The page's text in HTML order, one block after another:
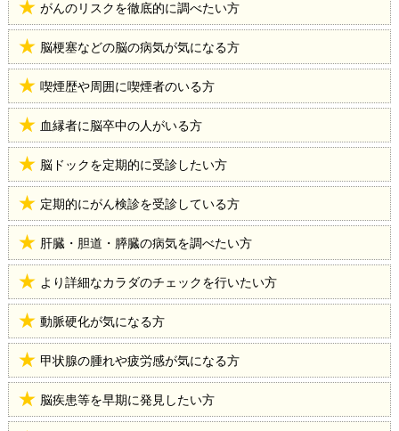
がんのリスクを徹底的に調べたい方
脳梗塞などの脳の病気が気になる方
喫煙歴や周囲に喫煙者のいる方
血縁者に脳卒中の人がいる方
脳ドックを定期的に受診したい方
定期的にがん検診を受診している方
肝臓・胆道・膵臓の病気を調べたい方
より詳細なカラダのチェックを行いたい方
動脈硬化が気になる方
甲状腺の腫れや疲労感が気になる方
脳疾患等を早期に発見したい方